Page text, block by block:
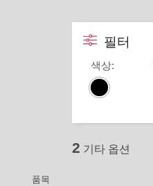
필터
색상:
2 기타 옵션
품목